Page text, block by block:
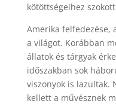
kötöttségeihez
Amerika felfedezése,
a világot. Korábban
állatok és tárgyak
időszakban sok
viszonyok is lazultak.
kellett a művésznek